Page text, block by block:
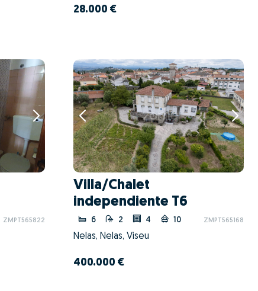
28.000 €
ZMPT565822
Villa/Chalet
independiente T6
6 2 4 10 ZMPT565168
Nelas, Nelas, Viseu
400.000 €